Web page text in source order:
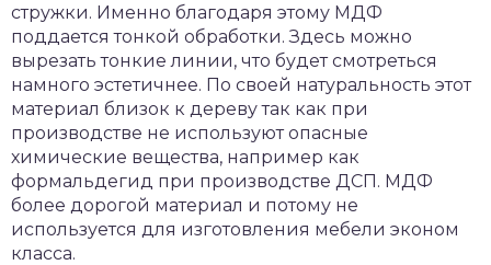
стружки. Именно благодаря этому МДФ
поддается тонкой обработки. Здесь можно
вырезать тонкие линии, что будет смотреться
намного эстетичнее. По своей натуральность этот
материал близок к дереву так как при
производстве не используют опасные
химические вещества, например как
формальдегид при производстве ДСП. МДФ
более дорогой материал и потому не
используется для изготовления мебели эконом
класса.